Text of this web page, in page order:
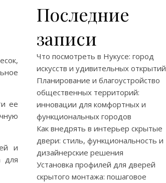
ее
и
для
Последние
записи
Что посмотреть в Нукусе: город
искусств и удивительных открытий
Планирование и благоустройство
общественных территорий:
инновации для комфортных и
функциональных городов
Как внедрять в интерьер скрытые
двери: стиль, функциональность и
дизайнерские решения
Установка профилей для дверей
скрытого монтажа: пошаговое